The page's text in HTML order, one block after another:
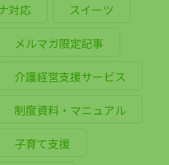
対応 スイーツ
メルマガ限定記事
介護経営支援サービス
制度資料・マニュアル
子育て支援